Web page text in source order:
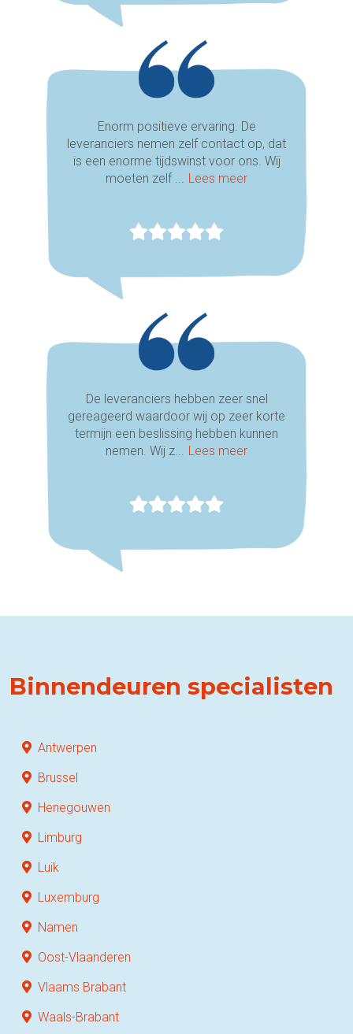
Enorm positieve ervaring. De
leveranciers nemen zelf contact op, dat
is een enorme tijdswinst voor ons. Wij
moeten zelf ...
Lees meer
De leveranciers hebben zeer snel
gereageerd waardoor wij op zeer korte
termijn een beslissing hebben kunnen
nemen. Wij z...
Lees meer
Binnendeuren specialisten
Antwerpen
Brussel
Henegouwen
Limburg
Luik
Luxemburg
Namen
Oost-Vlaanderen
Vlaams Brabant
Waals-Brabant